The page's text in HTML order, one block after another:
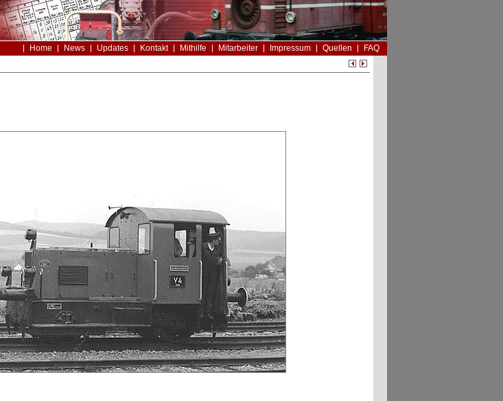
Home News Updates Kontakt Mithilfe Mitarbeiter Impressum Quellen
FAQ